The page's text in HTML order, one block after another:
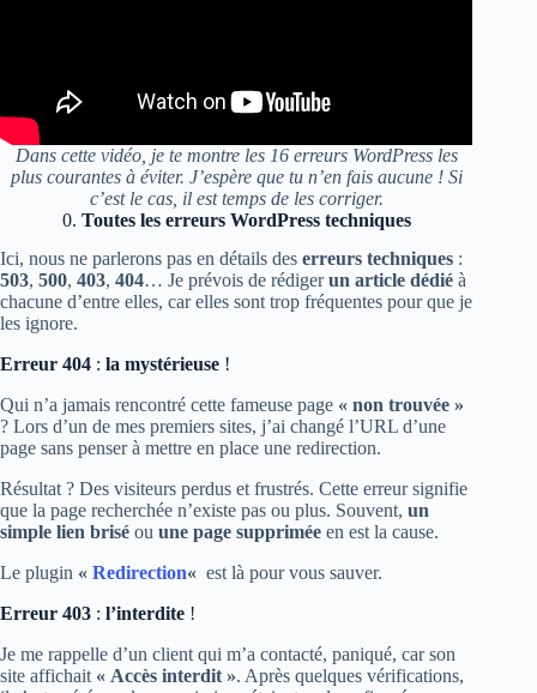
Dans cette vidéo, je te montre les 16 erreurs WordPress les
plus courantes à éviter. J’espère que tu n’en fais aucune ! Si
c’est le cas, il est temps de les corriger.
0. Toutes les erreurs WordPress techniques
Ici, nous ne parlerons pas en détails des erreurs techniques :
503, 500, 403, 404… Je prévois de rédigerun article dédié à
chacune d’entre elles, car elles sont trop fréquentes pour que je
les ignore.
Erreur 404 : la mystérieuse !
Qui n’a jamais rencontré cette fameuse page « non trouvée »
? Lors d’un de mes premiers sites, j’ai changé l’URL d’une
page sans penser à mettre en place une redirection.
Résultat ? Des visiteurs perdus et frustrés. Cette erreur signifie
que la page recherchée n’existe pas ou plus. Souvent, un
simple lien brisé ou une page supprimée en est la cause.
Le plugin « Redirection« est là pour vous sauver.
Erreur 403 : l’interdite !
Je me rappelle d’un client qui m’a contacté, paniqué, car son
site affichait « Accès interdit ». Après quelques vérifications,